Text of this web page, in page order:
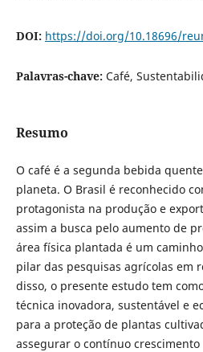
DOI: https://doi.org/10.18696/
Palavras-chave: Café,
Resumo
O café é a segunda bebida
planeta. O Brasil é reconhecido
protagonista na produção e
assim a busca pelo aumento de
área física plantada é um
pilar das pesquisas agrícolas em
disso, o presente estudo tem
técnica inovadora, sustentável e
para a proteção de plantas
assegurar o contínuo